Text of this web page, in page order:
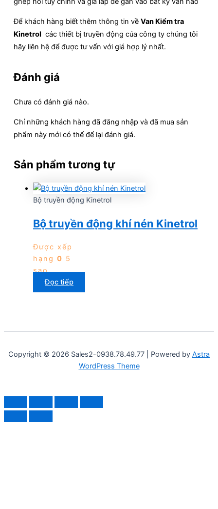
Để khách hàng biết thêm thông tin về Van Kiểm tra
Kinetrol các thiết bị truyền động của công ty chúng tôi
hãy liên hệ để được tư vấn với giá hợp lý nhất.
Đánh giá
Chưa có đánh giá nào.
Chỉ những khách hàng đã đăng nhập và đã mua sản
phẩm này mới có thể để lại đánh giá.
Sản phẩm tương tự
Bộ truyền động Kinetrol
Bộ truyền động khí nén Kinetrol
Được xếp
hạng 0 5
sao
Đọc tiếp
Copyright © 2026 Sales2-0938.78.49.77 | Powered by Astra
WordPress Theme